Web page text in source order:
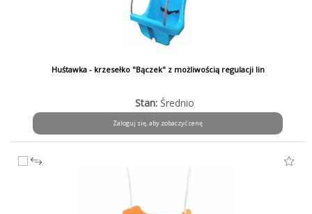
Huśtawka - krzesełko "Bączek" z możliwością regulacji lin
Stan: Średnio
Zaloguj się, aby zobaczyć cenę